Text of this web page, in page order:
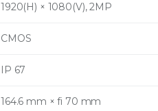
1920(H) × 1080(V), 2MP
CMOS
IP 67
164.6 mm × fi 70 mm